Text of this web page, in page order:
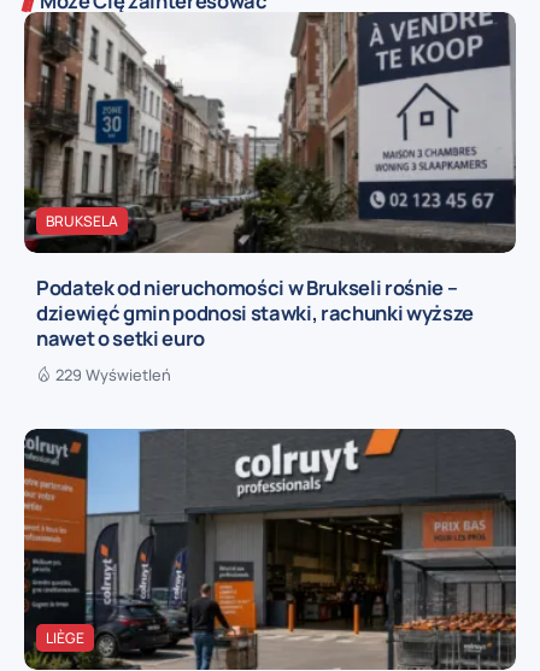
BRUKSELA
Podatek od nieruchomości w Brukseli rośnie –
dziewięć gmin podnosi stawki, rachunki wyższe
nawet o setki euro
229 Wyświetleń
LIÈGE